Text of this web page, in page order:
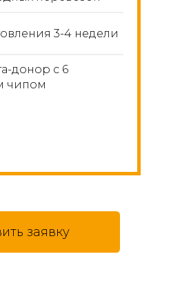
3-4 недели
донор с 6
чипом
заявку